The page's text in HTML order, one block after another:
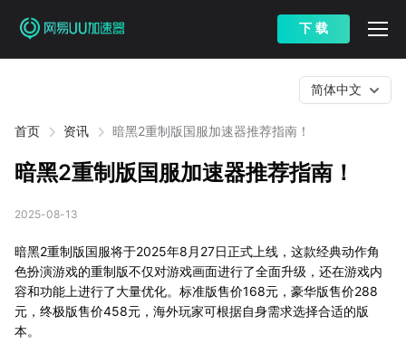
下 载
首页 资讯 暗黑2重制版国服加速器推荐指南！
简体中文
暗黑2重制版国服加速器推荐指南！
2025-08-13
暗黑2重制版国服将于2025年8月27日正式上线，这款经典动作角
色扮演游戏的重制版不仅对游戏画面进行了全面升级，还在游戏内
容和功能上进行了大量优化。标准版售价168元，豪华版售价288
元，终极版售价458元，海外玩家可根据自身需求选择合适的版
本。